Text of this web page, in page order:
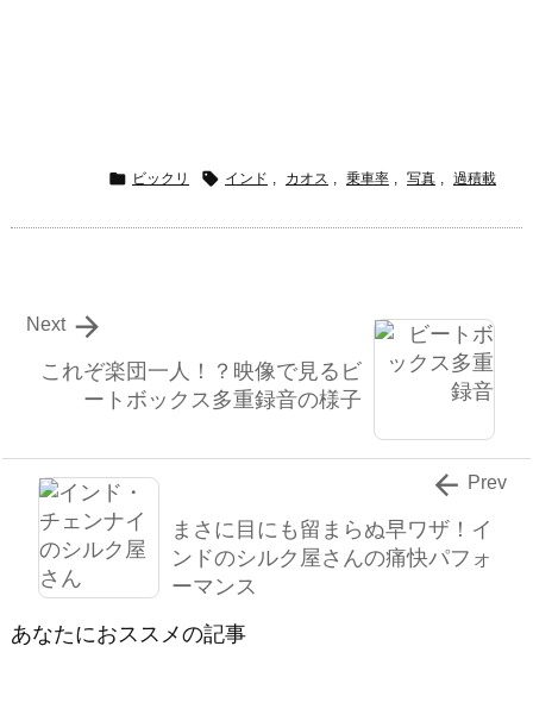
 ビックリ  インド , カオス , 乗車率 , 写真 , 過積載
これぞ楽団一人！？映像で見るビ
ートボックス多重録音の様子

Next
まさに目にも留まらぬ早ワザ！イ
ンドのシルク屋さんの痛快パフォ
ーマンス
 Prev
あなたにおススメの記事